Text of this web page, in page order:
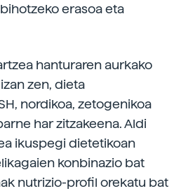
erasoa eta
hanturaren aurkako
zen, dieta
nordikoa, zetogenikoa
har zitzakeena. Aldi
ikuspegi dietetikoan
konbinazio bat
nutrizio-profil orekatu bat